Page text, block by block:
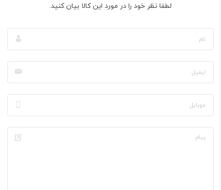
لطفا نظر خود را در مورد این کالا بیان کنید.